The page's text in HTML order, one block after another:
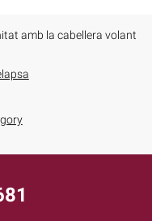
amb la cabellera volant